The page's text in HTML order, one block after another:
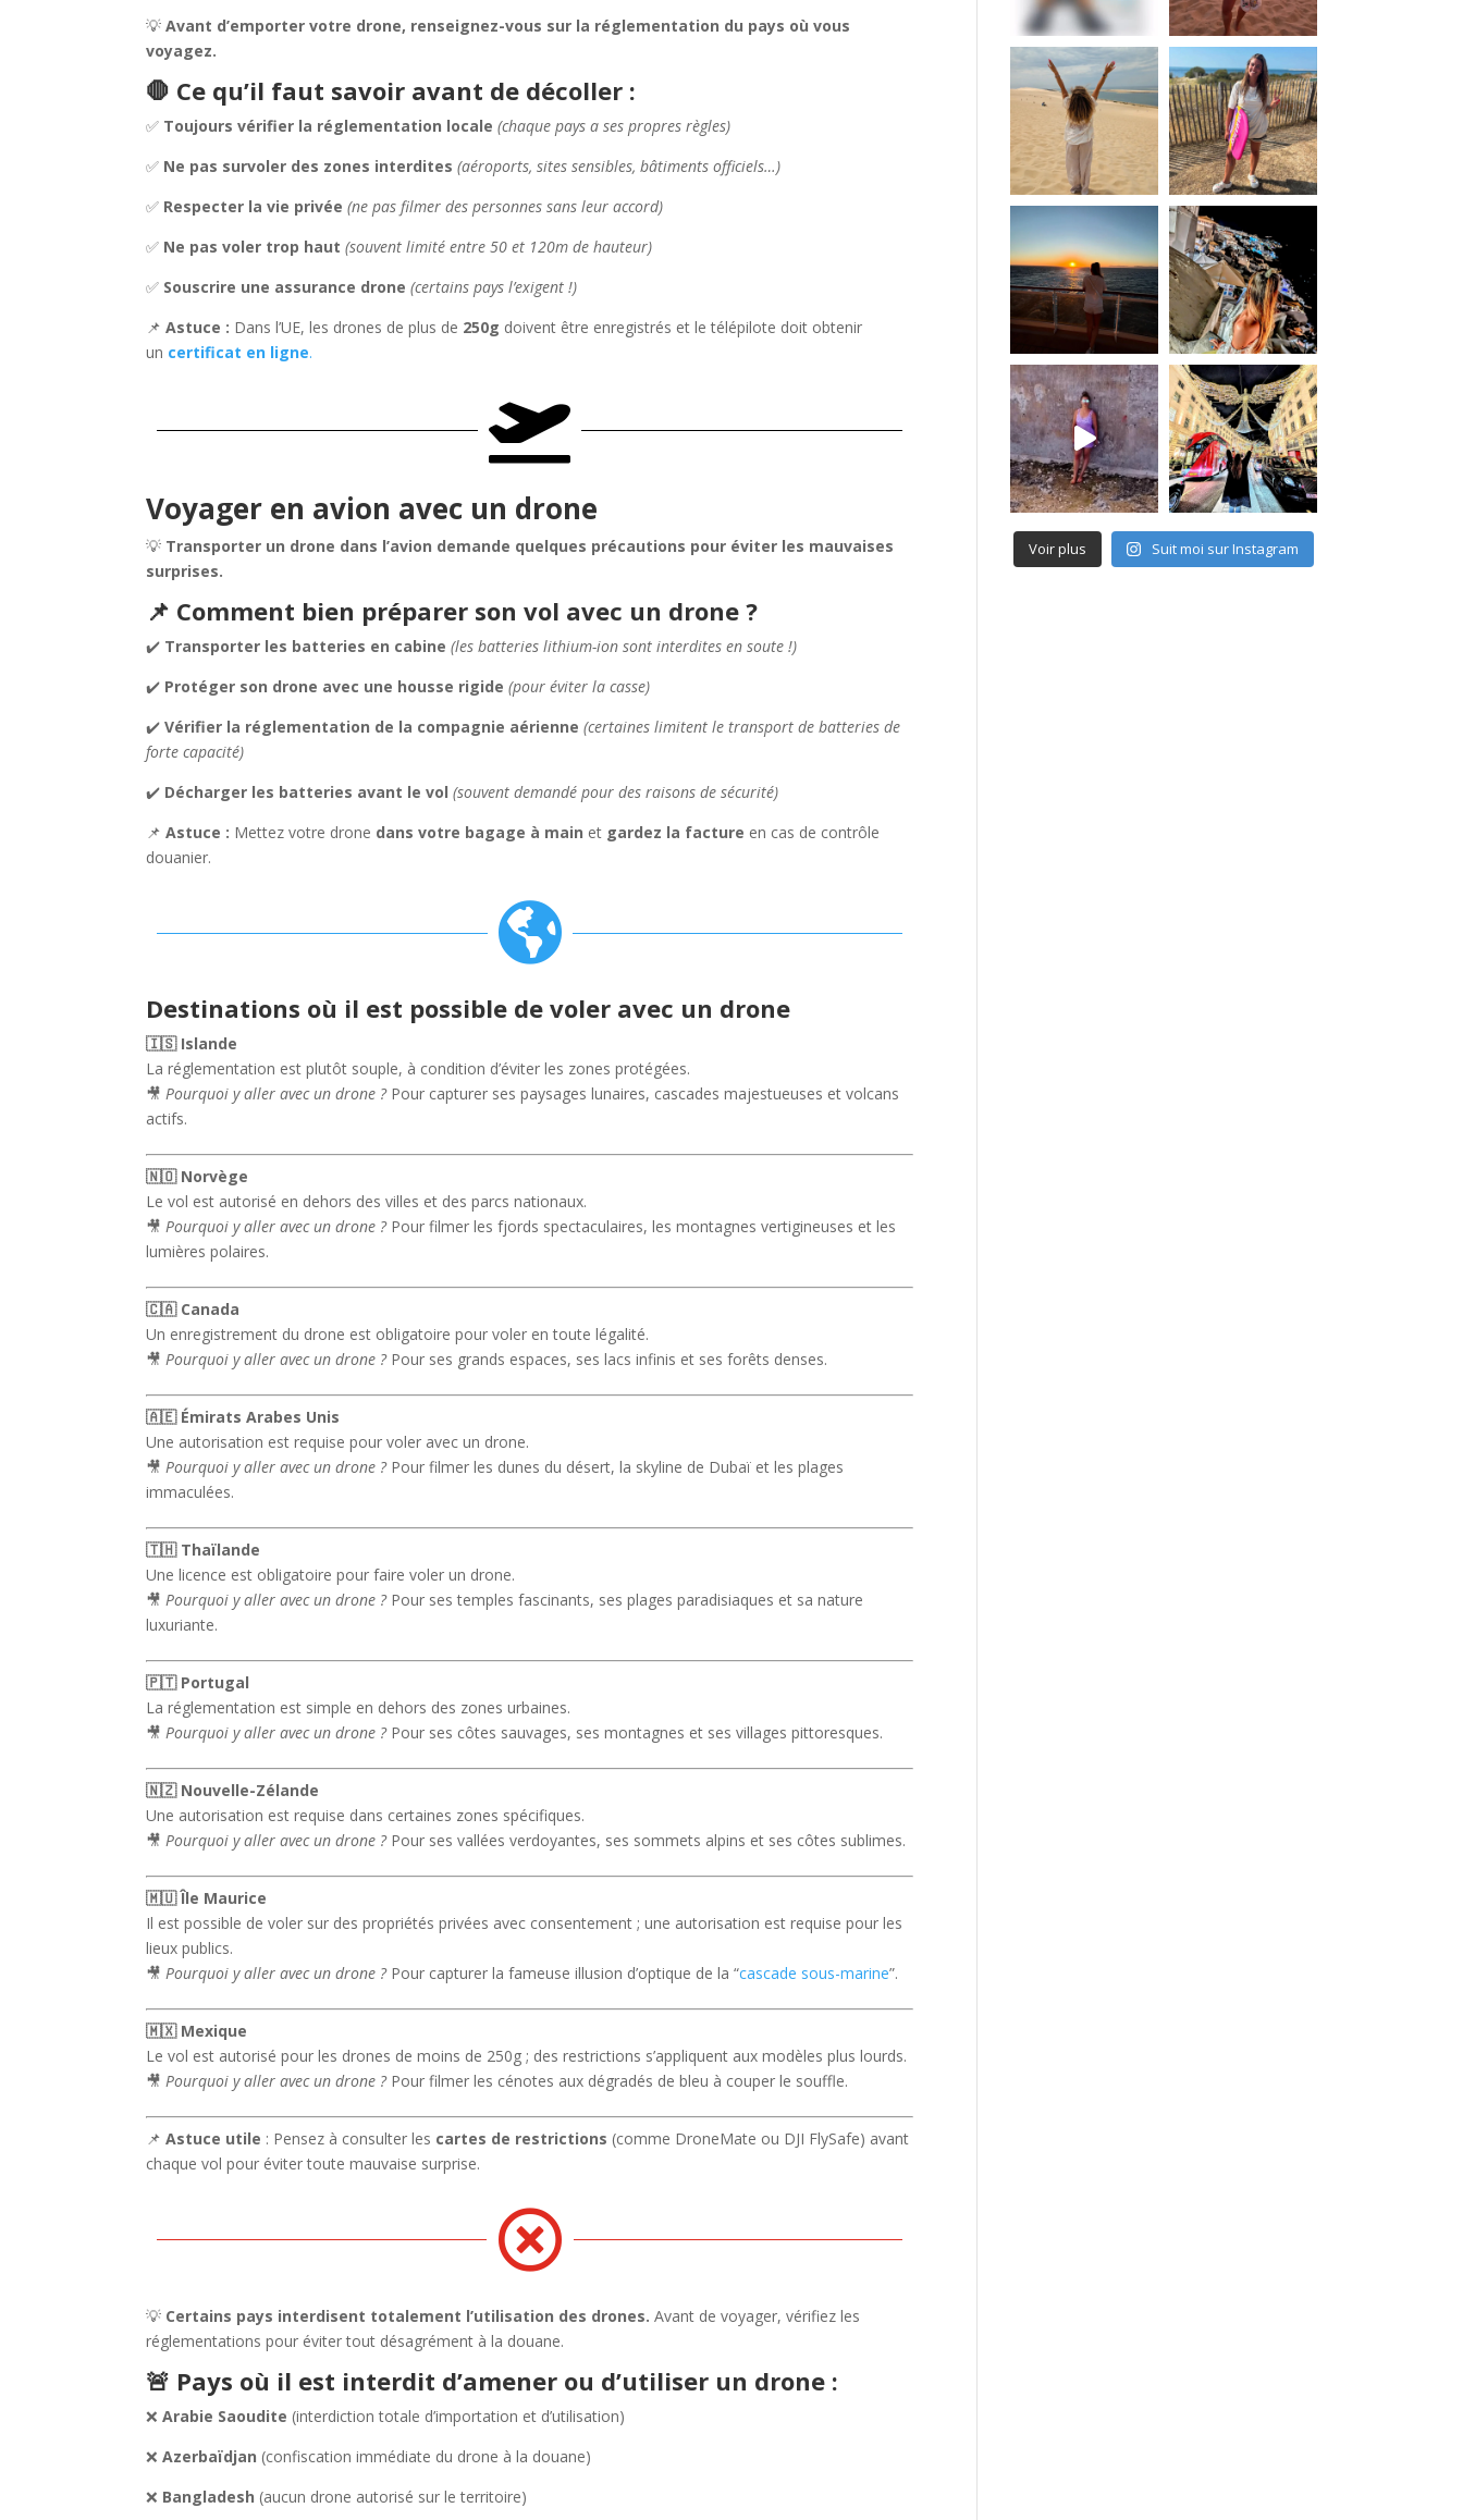
💡Avant d’emporter votre drone, renseignez-vous sur la réglementation du pays où vous
voyagez.
🛑 Ce qu’il faut savoir avant de décoller :
✅ Toujours vérifier la réglementation locale (chaque pays a ses propres règles)
✅ Ne pas survoler des zones interdites (aéroports, sites sensibles, bâtiments officiels…)
✅ Respecter la vie privée (ne pas filmer des personnes sans leur accord)
✅ Ne pas voler trop haut (souvent limité entre 50 et 120m de hauteur)
✅ Souscrire une assurance drone (certains pays l’exigent !)
📌Astuce : Dans l’UE, les drones de plus de 250g doivent être enregistrés et le télépilote doit obtenir
un certificat en ligne.

Voyager en avion avec un drone
💡 Transporter un drone dans l’avion demande quelques précautions pour éviter les mauvaises
surprises.
📌 Comment bien préparer son vol avec un drone ?
✔️ Transporter les batteries en cabine (les batteries lithium-ion sont interdites en soute !)
✔️ Protéger son drone avec une housse rigide (pour éviter la casse)
✔️Vérifier la réglementation de la compagnie aérienne (certaines limitent le transport de batteries de
forte capacité)
✔️ Décharger les batteries avant le vol (souvent demandé pour des raisons de sécurité)
📌Astuce : Mettez votre drone dans votre bagage à main et gardez la facture en cas de contrôle
douanier.

Destinations où il est possible de voler avec un drone
🇮🇸 Islande
La réglementation est plutôt souple, à condition d’éviter les zones protégées.
🎥Pourquoi y aller avec un drone ?Pour capturer ses paysages lunaires, cascades majestueuses et volcans
actifs.
🇳🇴 Norvège
Le vol est autorisé en dehors des villes et des parcs nationaux.
🎥Pourquoi y aller avec un drone ?Pour filmer les fjords spectaculaires, les montagnes vertigineuses et les
lumières polaires.
🇨🇦 Canada
Un enregistrement du drone est obligatoire pour voler en toute légalité.
🎥Pourquoi y aller avec un drone ?Pour ses grands espaces, ses lacs infinis et ses forêts denses.
🇦🇪 Émirats Arabes Unis
Une autorisation est requise pour voler avec un drone.
🎥Pourquoi y aller avec un drone ?Pour filmer les dunes du désert, la skyline de Dubaï et les plages
immaculées.
🇹🇭 Thaïlande
Une licence est obligatoire pour faire voler un drone.
🎥Pourquoi y aller avec un drone ?Pour ses temples fascinants, ses plages paradisiaques et sa nature
luxuriante.
🇵🇹 Portugal
La réglementation est simple en dehors des zones urbaines.
🎥Pourquoi y aller avec un drone ?Pour ses côtes sauvages, ses montagnes et ses villages pittoresques.
🇳🇿 Nouvelle-Zélande
Une autorisation est requise dans certaines zones spécifiques.
🎥Pourquoi y aller avec un drone ?Pour ses vallées verdoyantes, ses sommets alpins et ses côtes sublimes.
🇲🇺 Île Maurice
Il est possible de voler sur des propriétés privées avec consentement ; une autorisation est requise pour les
lieux publics.
🎥Pourquoi y aller avec un drone ?Pour capturer la fameuse illusion d’optique de la “cascade sous-marine”.
🇲🇽 Mexique
Le vol est autorisé pour les drones de moins de 250g ; des restrictions s’appliquent aux modèles plus lourds.
🎥Pourquoi y aller avec un drone ?Pour filmer les cénotes aux dégradés de bleu à couper le souffle.
📌Astuce utile : Pensez à consulter les cartes de restrictions (comme DroneMate ou DJI FlySafe) avant
chaque vol pour éviter toute mauvaise surprise.

💡 Certains pays interdisent totalement l’utilisation des drones. Avant de voyager, vérifiez les
réglementations pour éviter tout désagrément à la douane.
🚨 Pays où il est interdit d’amener ou d’utiliser un drone :
❌Arabie Saoudite (interdiction totale d’importation et d’utilisation)
❌Azerbaïdjan (confiscation immédiate du drone à la douane)
❌ Bangladesh (aucun drone autorisé sur le territoire)
Voir plus Suit moi sur Instagram